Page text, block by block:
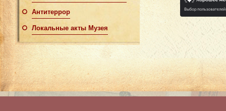
Антитеррор
Локальные акты Музея